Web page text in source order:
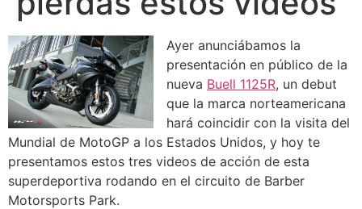
Ayer anunciábamos la
presentación en público de la
nueva Buell 1125R, un debut
que la marca norteamericana
hará coincidir con la visita del
Mundial de MotoGP a los Estados Unidos, y hoy te
presentamos estos tres videos de acción de esta
superdeportiva rodando en el circuito de Barber
Motorsports Park.